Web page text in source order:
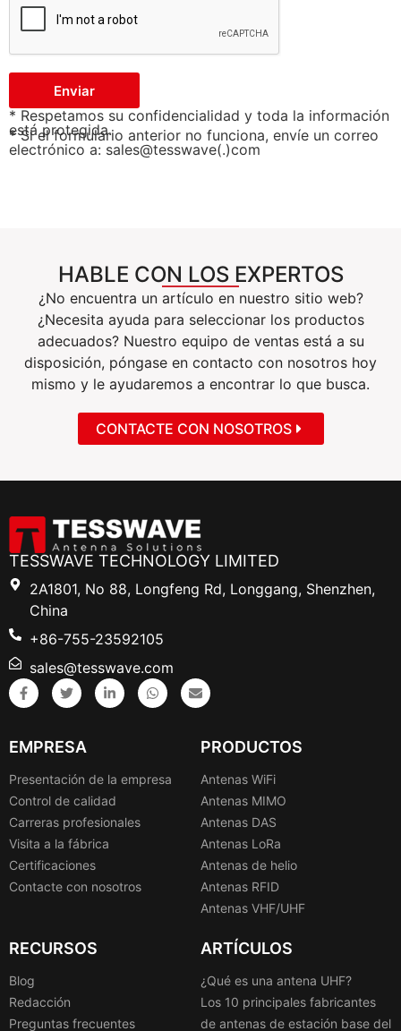
Enviar
* Respetamos su confidencialidad y toda la información
está protegida.
* Si el formulario anterior no funciona, envíe un correo
electrónico a: sales@tesswave(.)com
HABLE CON LOS EXPERTOS
¿No encuentra un artículo en nuestro sitio web?
¿Necesita ayuda para seleccionar los productos
adecuados? Nuestro equipo de ventas está a su
disposición, póngase en contacto con nosotros hoy
mismo y le ayudaremos a encontrar lo que busca.
CONTACTE CON NOSOTROS
TESSWAVE TECHNOLOGY LIMITED
2A1801, No 88, Longfeng Rd, Longgang, Shenzhen,
China
+86-755-23592105
sales@tesswave.com
EMPRESA
Presentación de la empresa
Control de calidad
Carreras profesionales
Visita a la fábrica
Certificaciones
Contacte con nosotros
PRODUCTOS
Antenas WiFi
Antenas MIMO
Antenas DAS
Antenas LoRa
Antenas de helio
Antenas RFID
Antenas VHF/UHF
RECURSOS
Blog
Redacción
Preguntas frecuentes
ARTÍCULOS
¿Qué es una antena UHF?
Los 10 principales fabricantes
de antenas de estación base del